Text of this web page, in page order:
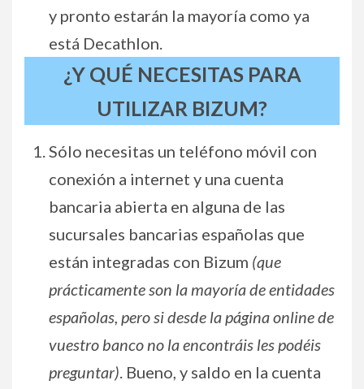
y pronto estarán la mayoría como ya
está Decathlon.
¿Y QUÉ NECESITAS PARA
UTILIZAR BIZUM?
Sólo necesitas un teléfono móvil con
conexión a internet y una cuenta
bancaria abierta en alguna de las
sucursales bancarias españolas que
están integradas con Bizum (que
prácticamente son la mayoría de entidades
españolas, pero si desde la página online de
vuestro banco no la encontráis les podéis
preguntar). Bueno, y saldo en la cuenta